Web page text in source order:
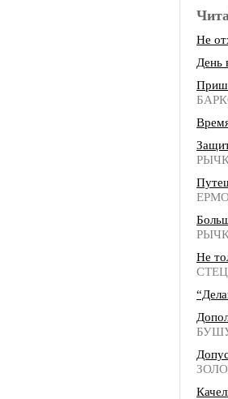
Не
День
Не